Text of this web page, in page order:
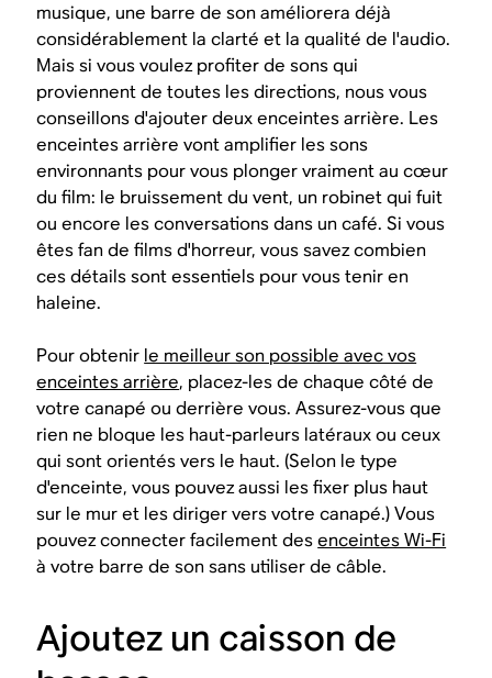
musique, une barre de son améliorera déjà
considérablement la clarté et la qualité de l'audio.
Mais si vous voulez profiter de sons qui
proviennent de toutes les directions, nous vous
conseillons d'ajouter deux enceintes arrière. Les
enceintes arrière vont amplifier les sons
environnants pour vous plonger vraiment au cœur
du film: le bruissement du vent, un robinet qui fuit
ou encore les conversations dans un café. Si vous
êtes fan de films d'horreur, vous savez combien
ces détails sont essentiels pour vous tenir en
haleine.
Pour obtenir le meilleur son possible avec vos
enceintes arrière, placez-les de chaque côté de
votre canapé ou derrière vous. Assurez-vous que
rien ne bloque les haut-parleurs latéraux ou ceux
qui sont orientés vers le haut. (Selon le type
d'enceinte, vous pouvez aussi les fixer plus haut
sur le mur et les diriger vers votre canapé.) Vous
pouvez connecter facilement desenceintes Wi-Fi
à votre barre de son sans utiliser de câble.
Ajoutez un caisson de